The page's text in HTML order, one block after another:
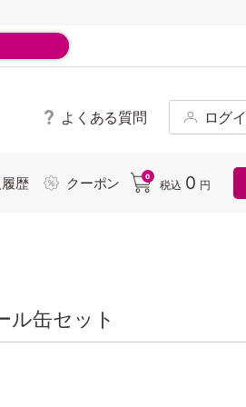
よくある質問 ログ
歴 クーポン 0
税込 0 円
ル缶セット